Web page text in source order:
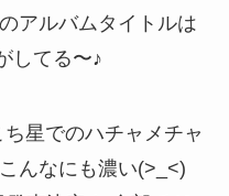
アルバムタイトルは
してる〜♪
星でのハチャメチャ
んなにも濃い(>_<)